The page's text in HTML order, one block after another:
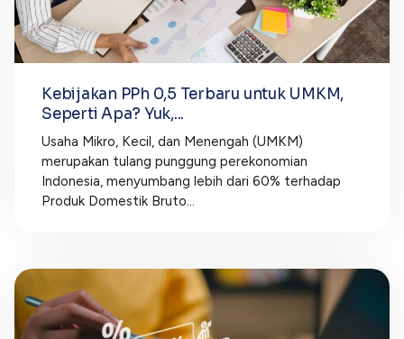
Kebijakan PPh 0,5 Terbaru untuk UMKM,
Seperti Apa? Yuk,...
Usaha Mikro, Kecil, dan Menengah (UMKM)
merupakan tulang punggung perekonomian
Indonesia, menyumbang lebih dari 60% terhadap
Produk Domestik Bruto...